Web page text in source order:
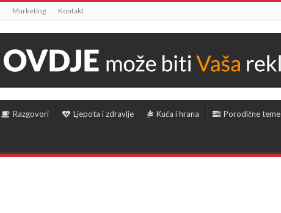
Marketing Kontakt
Razgovori Ljepota i zdravlje Kuća i hrana Porodične teme